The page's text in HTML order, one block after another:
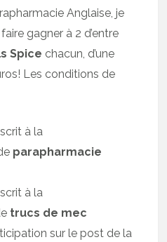
Anglaise, je
gagner à 2 d’entre
Spice chacun, d’une
Les conditions de
à la
parapharmacie
à la
trucs de mec
sur le post de la